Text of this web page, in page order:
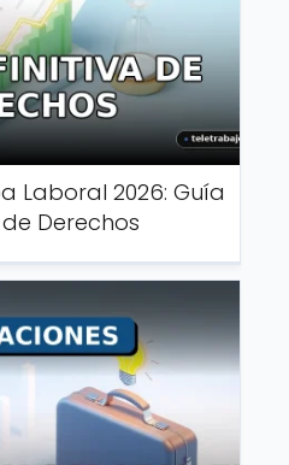
Laboral 2026: Guía
Derechos